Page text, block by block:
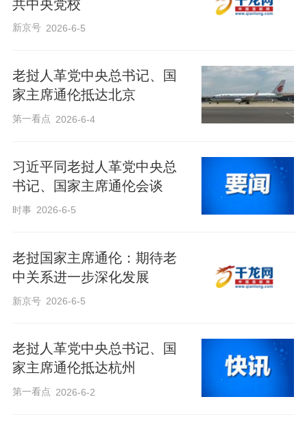
共中央党校
新京号 2026-6-5
老挝人革党中央总书记、国
家主席通伦抵达北京
第一看点 2026-6-4
习近平同老挝人革党中央总
书记、国家主席通伦会谈
时事 2026-6-5
老挝国家主席通伦：期待老
中关系进一步深化发展
新京号 2026-6-5
老挝人革党中央总书记、国
家主席通伦抵达杭州
第一看点 2026-6-2